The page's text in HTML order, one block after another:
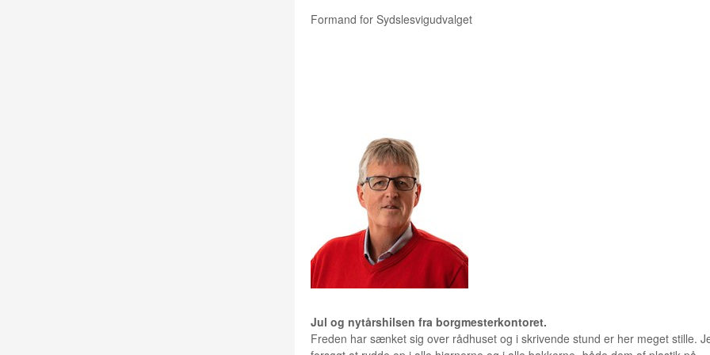
Formand for Sydslesvigudvalget
Jul og nytårshilsen fra borgmesterkontoret.
Freden har sænket sig over rådhuset og i skrivende stund er her meget stille.